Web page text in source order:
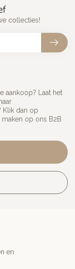
aankoop? Laat het
Klik dan op
op ons B2B
collecties!
en